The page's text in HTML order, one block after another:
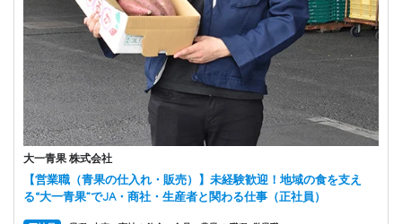
大一青果 株式会社
【営業職（青果の仕入れ・販売）】未経験歓迎！地域の食を支え
る“大一青果”でJA・商社・生産者と関わる仕事（正社員）